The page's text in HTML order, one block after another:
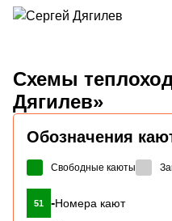
Схемы
Дягилев»
Обозначения
Свободные каюты
51 -Номера кают